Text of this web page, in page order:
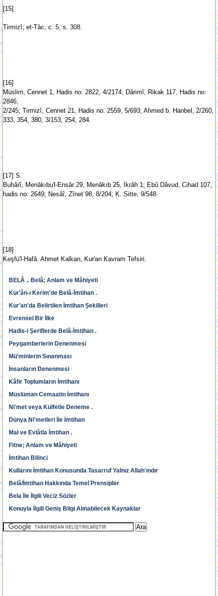
[15]
Tirmizî; et-Tâc, c. 5, s. 308.
[16]
Müslim, Cennet 1, Hadis no: 2822, 4/2174; Dârimî, Rikak 117, Hadis no:
2846,
2/245; Tirmizî, Cennet 21, Hadis no: 2559, 5/693; Ahmed b. Hanbel, 2/260,
333, 354, 380, 3/153, 254, 284.
[17] S.
Buhârî, Menâkıbu'l-Ensâr 29, Menâkıb 25, İkrâh 1; Ebû Dâvud, Cihad 107,
hadis no: 2649; Nesâî, Zînet 98, 8/204; K. Sitte, 9/548.
[18]
Keşfü'l-Hafâ. Ahmet Kalkan, Kur'an Kavram Tefsiri.
BELÂ .. Belâ; Anlam ve Mâhiyeti
Kur'ân-ı Kerim'de Belâ-İmtihan .
Kur'an'da Belirtilen İmtihan Şekilleri
Evrensel Bir İlke
Hadis-i Şeriflerde Belâ-İmtihan .
Peygamberlerin Denenmesi
Mü'minlerin Sınanması
İnsanların Denenmesi
Kâfir Toplumların İmtihanı
Müslüman Cemaatin İmtihanı
Ni'met veya Külfetle Deneme .
Dünya Ni'metleri İle İmtihan
Mal ve Evlâtla İmtihan .
Fitne; Anlam ve Mâhiyeti
İmtihan Bilinci
Kullarını İmtihan Konusunda Tasarruf Yalnız Allah'ındır
Belâ/İmtihan Hakkında Temel Prensipler
Bela İle İlgili Veciz Sözler
Konuyla İlgili Geniş Bilgi Alınabilecek Kaynaklar